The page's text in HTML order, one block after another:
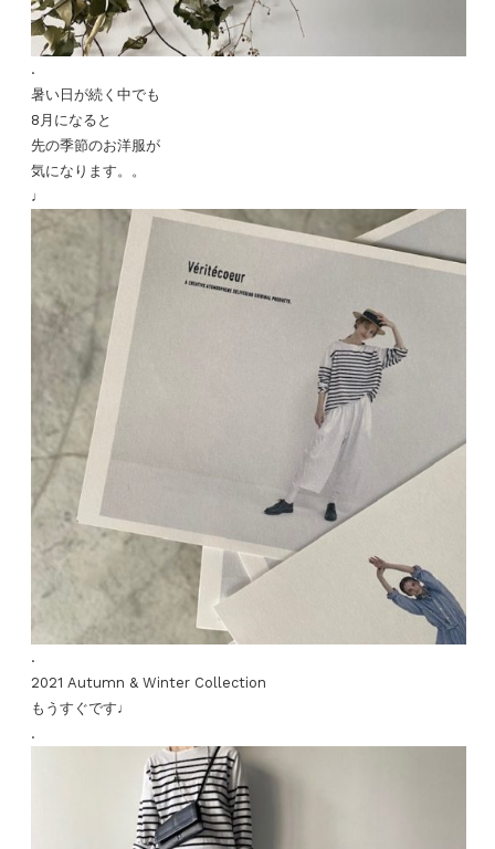
.
暑い日が続く中でも
8月になると
先の季節のお洋服が
気になります。。
♩
.
2021 Autumn & Winter Collection
もうすぐです♩
.